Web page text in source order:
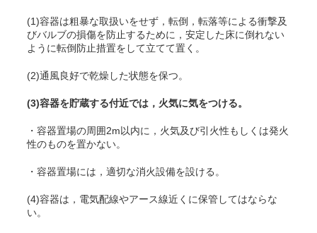
(1)容器は粗暴な取扱いをせず，転倒，転落等による衝撃及
びバルブの損傷を防止するために，安定した床に倒れない
ように転倒防止措置をして立てて置く。
(2)通風良好で乾燥した状態を保つ。
(3)容器を貯蔵する付近では，火気に気をつける。
・容器置場の周囲2m以内に，火気及び引火性もしくは発火
性のものを置かない。
・容器置場には，適切な消火設備を設ける。
(4)容器は，電気配線やアース線近くに保管してはならな
い。